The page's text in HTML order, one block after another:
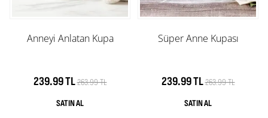
Anneyi Anlatan Kupa
239.99 TL263.99 TL
Süper Anne Kupası
239.99 TL263.99 TL